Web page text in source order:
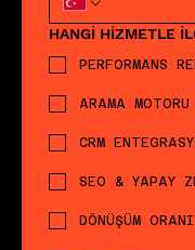
HANGİ HİZMETLE
PERFORMANS
ARAMA
CRM
SEO & YAPAY
DÖNÜŞÜM